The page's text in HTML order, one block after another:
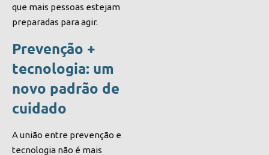
que mais pessoas estejam
preparadas para agir.
Prevenção +
tecnologia: um
novo padrão de
cuidado
A união entre prevenção e
tecnologia não é mais